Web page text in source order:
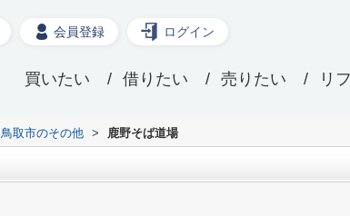
会員登録 ログイン
買いたい 借りたい 売りたい リ
鳥取市のその他 > 鹿野そば道場